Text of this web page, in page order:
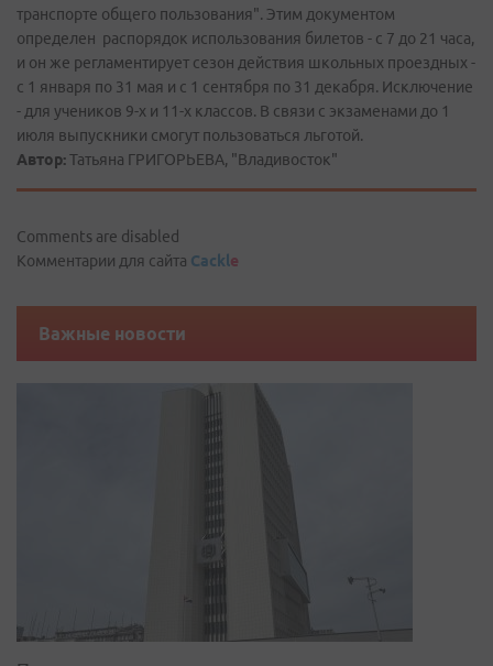
транспорте общего пользования". Этим документом
определен распорядок использования билетов - с 7 до 21 часа,
и он же регламентирует сезон действия школьных проездных -
с 1 января по 31 мая и с 1 сентября по 31 декабря. Исключение
- для учеников 9-х и 11-х классов. В связи с экзаменами до 1
июля выпускники смогут пользоваться льготой.
Автор:Татьяна ГРИГОРЬЕВА, "Владивосток"
Comments are disabled
Комментарии для сайта Cackle
Важные новости